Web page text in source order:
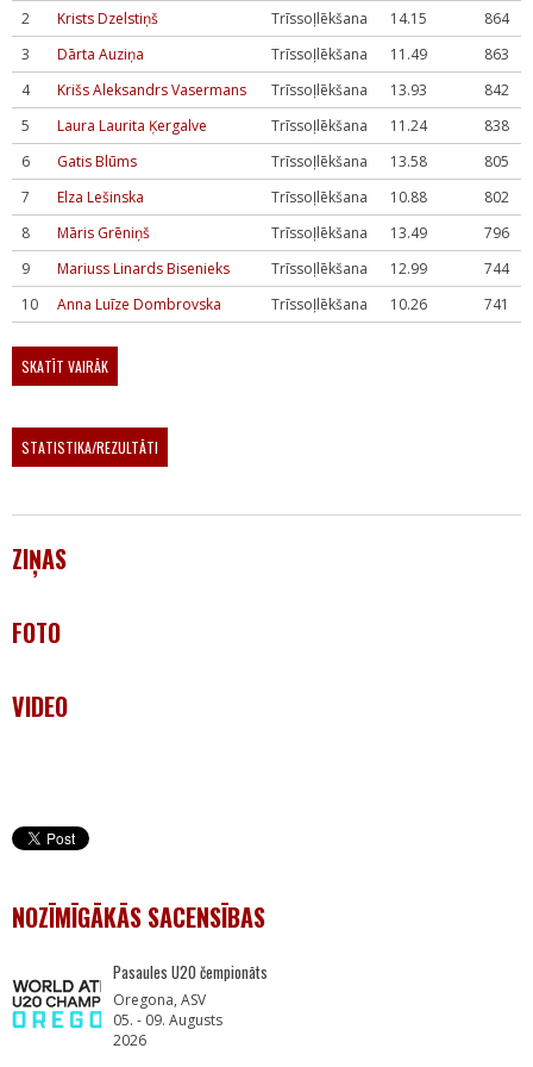
2 Krists Dzelstiņš Trīssoļlēkšana 14.15
864
3
Dārta Auziņa Trīssoļlēkšana 11.49
863
4
Krišs Aleksandrs Vasermans Trīssoļlēkšana 13.93
842
5
Laura Laurita Ķergalve Trīssoļlēkšana 11.24
838
6
Gatis Blūms Trīssoļlēkšana 13.58
805
7
Elza Lešinska Trīssoļlēkšana 10.88
802
8
Māris Grēniņš Trīssoļlēkšana 13.49
796
9
Mariuss Linards Bisenieks Trīssoļlēkšana 12.99
744
10
Anna Luīze Dombrovska Trīssoļlēkšana 10.26 741
SKATĪT VAIRĀK
STATISTIKA/REZULTĀTI
ZIŅAS
FOTO
VIDEO
NOZĪMĪGĀKĀS SACENSĪBAS
Pasaules U20 čempionāts
Oregona, ASV
05. - 09. Augusts
2026